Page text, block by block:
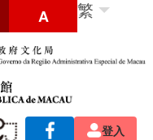
A 繁
登入